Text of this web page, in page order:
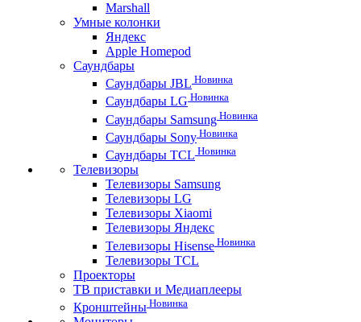
Marshall
Умные колонки
Яндекс
Apple Homepod
Саундбары
Саундбары JBL Новинка
Саундбары LG Новинка
Саундбары Samsung Новинка
Саундбары Sony Новинка
Саундбары TCL Новинка
Телевизоры
Телевизоры Samsung
Телевизоры LG
Телевизоры Xiaomi
Телевизоры Яндекс
Телевизоры Hisense Новинка
Телевизоры TCL
Проекторы
ТВ приставки и Медиаплееры
Кронштейны Новинка